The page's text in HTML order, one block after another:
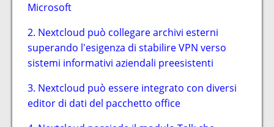
Microsoft
2. Nextcloud può collegare archivi esterni
superando l'esigenza di stabilire VPN verso
sistemi informativi aziendali preesistenti
3. Nextcloud può essere integrato con diversi
editor di dati del pacchetto office